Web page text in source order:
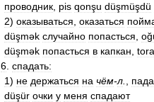
проводник pis qonşu düşmüşdü
2) оказываться оказаться
düşmək случайно попасться
düşmək попасться в капкан tora
6 спадать:
1) не держаться на чём-л
düşür очки у меня спадают